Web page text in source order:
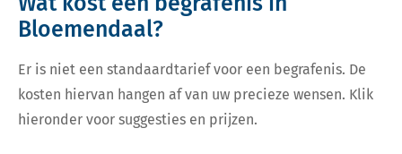
Bloemendaal?
Er is niet een standaardtarief voor een begrafenis. De
kosten hiervan hangen af van uw precieze wensen. Klik
hieronder voor suggesties en prijzen.